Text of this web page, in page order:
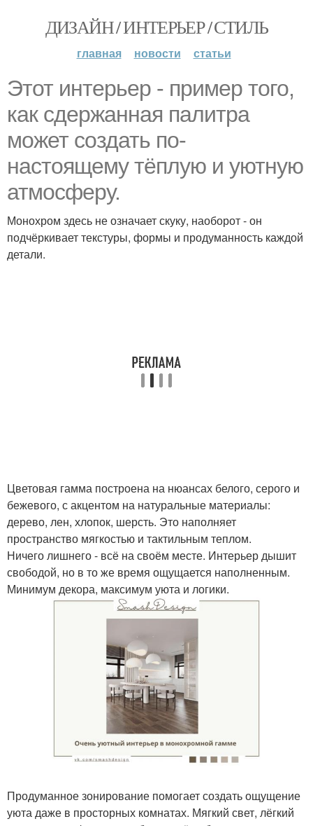
ДИЗАЙН / ИНТЕРЬЕР / СТИЛЬ
главная новости статьи
Этот интерьер - пример того,
как сдержанная палитра
может создать по-
настоящему тёплую и уютную
атмосферу.
Монохром здесь не означает скуку, наоборот - он
подчёркивает текстуры, формы и продуманность каждой
детали.
Цветовая гамма построена на нюансах белого, серого и
бежевого, с акцентом на натуральные материалы:
дерево, лен, хлопок, шерсть. Это наполняет
пространство мягкостью и тактильным теплом.
Ничего лишнего - всё на своём месте. Интерьер дышит
свободой, но в то же время ощущается наполненным.
Минимум декора, максимум уюта и логики.
Продуманное зонирование помогает создать ощущение
уюта даже в просторных комнатах. Мягкий свет, лёгкий